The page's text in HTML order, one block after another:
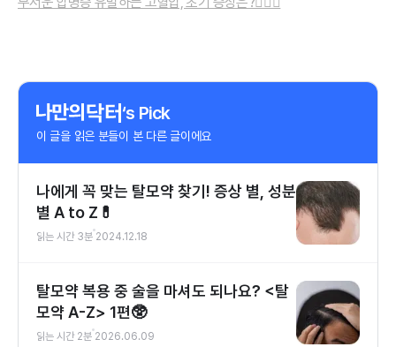
‘s Pick
이 글을 읽은 분들이 본 다른 글이에요
나에게 꼭 맞는 탈모약 찾기! 증상 별, 성분
별 A to Z💊
읽는 시간 3분 2024.12.18
탈모약 복용 중 술을 마셔도 되나요? <탈
모약 A-Z> 1편🥸
읽는 시간 2분 2026.06.09